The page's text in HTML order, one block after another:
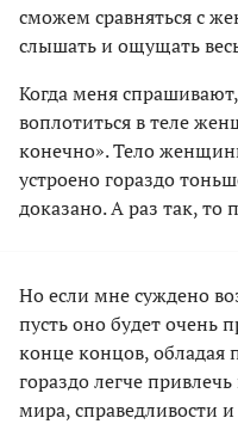
сможем сравняться с
слышать и ощущать
Когда меня
воплотиться в теле
конечно». Тело
устроено гораздо
доказано. А раз так, то
Но если мне суждено
пусть оно будет очень
конце концов, обладая
гораздо легче
мира, справедливости